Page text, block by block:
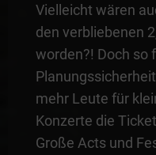
Vielleicht wären
den verbliebenen
worden?! Doch so
mehr Leute für
Konzerte die
Große Acts und